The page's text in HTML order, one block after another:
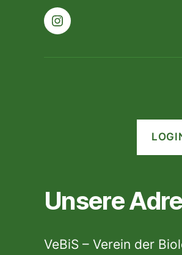
Instagram
Unsere
VeBiS – Verein der